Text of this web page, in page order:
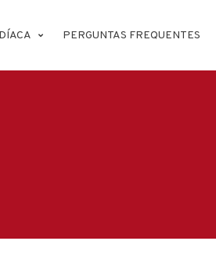
PERGUNTAS FREQUENTES